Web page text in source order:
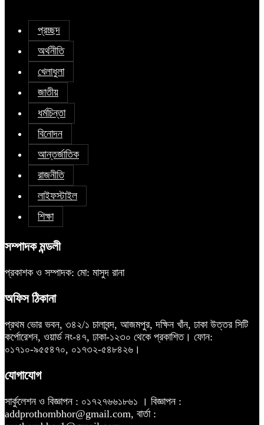
প্রচ্ছদ
অর্থনীতি
খেলাধুলা
জাতীয়
ধর্মচিন্তা
বিনোদন
আন্তর্জাতিক
রাজনীতি
লাইফস্টাইল
শিক্ষা
সম্পাদক মন্ডলী
প্রকাশক ও সম্পাদক: মো: মাসুদ রানা
অফিস ঠিকানা
প্রথম ভোর ভবন, ৩৪২/১ চালাবন্দ, আজমপুর, দক্ষিন খাঁন, ঢাকা উত্তর সিটি
কর্পোরেশন, ওয়ার্ড নং-৪৭, ঢাকা-১২৩০ থেকে প্রকাশিত। ফোন:
০১৭১০-৯৫৫৪৭০, ০১৭৩২-৫৪৮৪২৬।
যোগাযোগ
সার্কুলেশন ও বিজ্ঞাপন : ০১৭২৭৬৬১৮৬১ । বিজ্ঞাপন :
addprothombhor@gmail.com, বার্তা :